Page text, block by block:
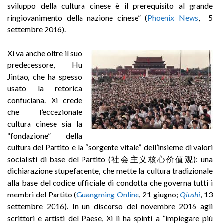
sviluppo della cultura cinese è il prerequisito al grande
ringiovanimento della nazione cinese” (Phoenix News , 5
settembre 2016).
Xi va anche oltre il suo
predecessore, Hu
Jintao, che ha spesso
usato la retorica
confuciana. Xi crede
che l’eccezionale
cultura cinese sia la
“fondazione” della
cultura del Partito e la “sorgente vitale” dell’insieme di valori
socialisti di base del Partito (社会主义核心价值观): una
dichiarazione stupefacente, che mette la cultura tradizionale
alla base del codice ufficiale di condotta che governa tutti i
membri del Partito (Guangming Online , 21 giugno;Qiushi , 13
settembre 2016). In un discorso del novembre 2016 agli
scrittori e artisti del Paese, Xi li ha spinti a “impiegare più